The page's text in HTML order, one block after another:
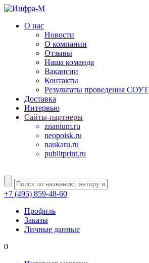
О нас
Новости
О компании
Отзывы
Наша команда
Вакансии
Контакты
Результаты проведения СОУТ
Доставка
Интервью
Сайты-партнеры
znanium.ru
neopoisk.ru
naukaru.ru
publitprint.ru
+7 (495) 859-48-60
Профиль
Заказы
Личные данные
0